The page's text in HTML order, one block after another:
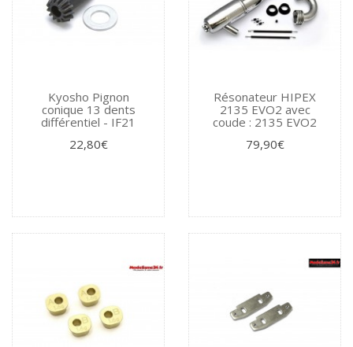
Kyosho Pignon
conique 13 dents
différentiel - IF21
22,80€
Résonateur HIPEX
2135 EVO2 avec
coude : 2135 EVO2
79,90€